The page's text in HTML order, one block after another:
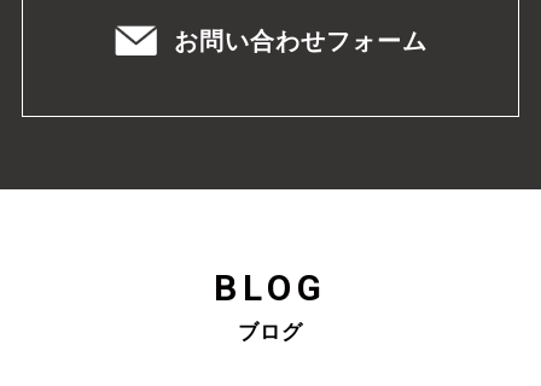
お問い合わせフォーム
BLOG
ブログ